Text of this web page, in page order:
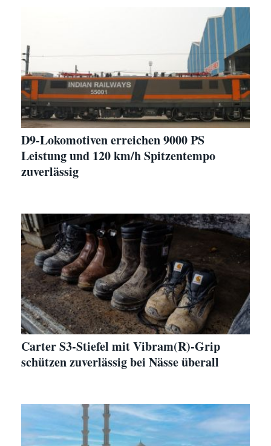
D9-Lokomotiven erreichen 9000 PS
Leistung und 120 km/h Spitzentempo
zuverlässig
Carter S3-Stiefel mit Vibram(R)-Grip
schützen zuverlässig bei Nässe überall